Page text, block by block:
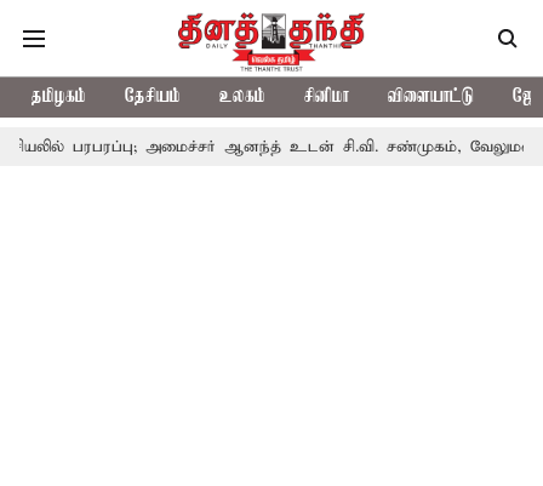
தமிழகம் தேசியம் உலகம் சினிமா விளையாட்டு
அமைச்சர் ஆனந்த் உடன் சி.வி. சண்முகம், வேலுமணி சந்திப்பு